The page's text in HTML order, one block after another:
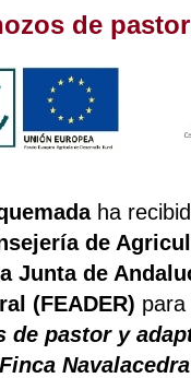
de
ha
de
Junta de
(FEADER)
de pastor y
Navalacedra